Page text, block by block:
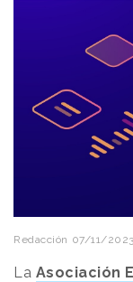
Redacción 07/11/2023
La Asociación